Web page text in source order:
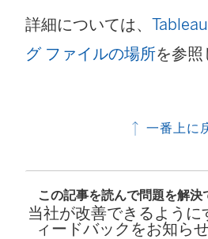
詳細については、
グ ファイルの場所を参照
一番上に
この記事を読んで問題を解決
当社が改善できるように
ィードバックをお知ら